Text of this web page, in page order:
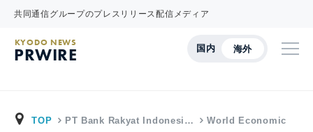
共同通信グループのプレスリリース配信メディア
国内 海外
KYODO NEWS
PRWIRE
TOP PT Bank Rakyat Indonesi… World Economic